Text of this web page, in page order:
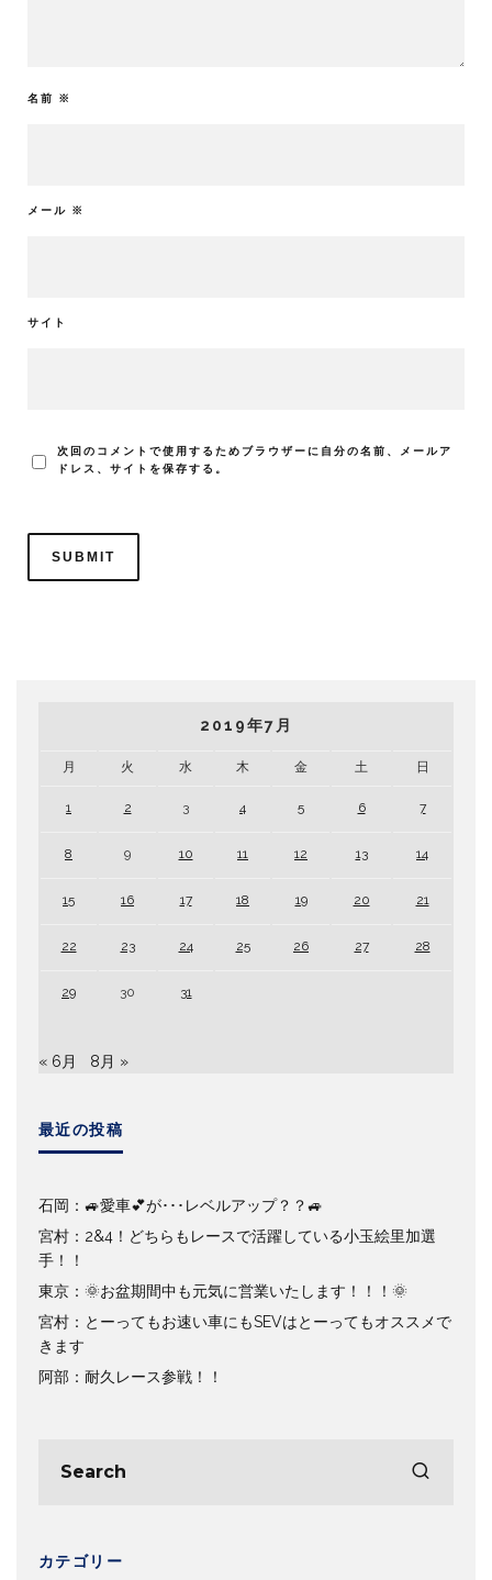
名前 ※
メール ※
サイト
次回のコメントで使用するためブラウザーに自分の名前、メールア
ドレス、サイトを保存する。
2019年7月
月 火 水 木 金 土 日
1 2 3 4 5 6 7
8 9 10 11 12 13 14
15 16 17 18 19 20 21
22 23 24 25 26 27 28
29 30 31
« 6月 8月 »
最近の投稿
石岡：🚙愛車💕が･･･レベルアップ？？🚙
宮村：2&4！どちらもレースで活躍している小玉絵里加選
手！！
東京：🌞お盆期間中も元気に営業いたします！！！🌞
宮村：とーってもお速い車にもSEVはとーってもオススメで
きます
阿部：耐久レース参戦！！
カテゴリー